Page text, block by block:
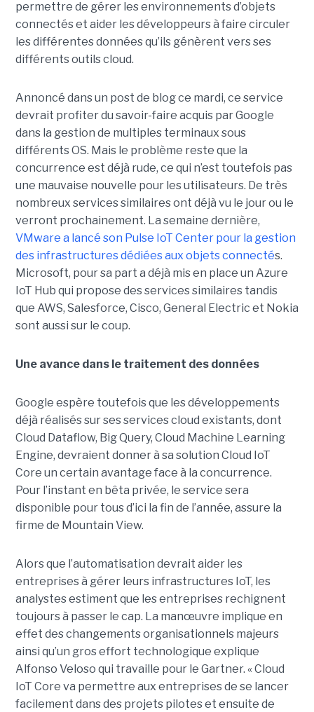
permettre de gérer les environnements d’objets
connectés et aider les développeurs à faire circuler
les différentes données qu’ils génèrent vers ses
différents outils cloud.
Annoncé dans un post de blog ce mardi, ce service
devrait profiter du savoir-faire acquis par Google
dans la gestion de multiples terminaux sous
différents OS. Mais le problème reste que la
concurrence est déjà rude, ce qui n’est toutefois pas
une mauvaise nouvelle pour les utilisateurs. De très
nombreux services similaires ont déjà vu le jour ou le
verront prochainement. La semaine dernière,
VMware a lancé son Pulse IoT Center pour la gestion
des infrastructures dédiées aux objets connectés.
Microsoft, pour sa part a déjà mis en place un Azure
IoT Hub qui propose des services similaires tandis
que AWS, Salesforce, Cisco, General Electric et Nokia
sont aussi sur le coup.
Une avance dans le traitement des données
Google espère toutefois que les développements
déjà réalisés sur ses services cloud existants, dont
Cloud Dataflow, Big Query, Cloud Machine Learning
Engine, devraient donner à sa solution Cloud IoT
Core un certain avantage face à la concurrence.
Pour l’instant en bêta privée, le service sera
disponible pour tous d’ici la fin de l’année, assure la
firme de Mountain View.
Alors que l’automatisation devrait aider les
entreprises à gérer leurs infrastructures IoT, les
analystes estiment que les entreprises rechignent
toujours à passer le cap. La manœuvre implique en
effet des changements organisationnels majeurs
ainsi qu’un gros effort technologique explique
Alfonso Veloso qui travaille pour le Gartner. « Cloud
IoT Core va permettre aux entreprises de se lancer
facilement dans des projets pilotes et ensuite de